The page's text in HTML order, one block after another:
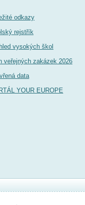
odkazy
rejstřík
vysokých škol
veřejných zakázek 2026
data
YOUR EUROPE